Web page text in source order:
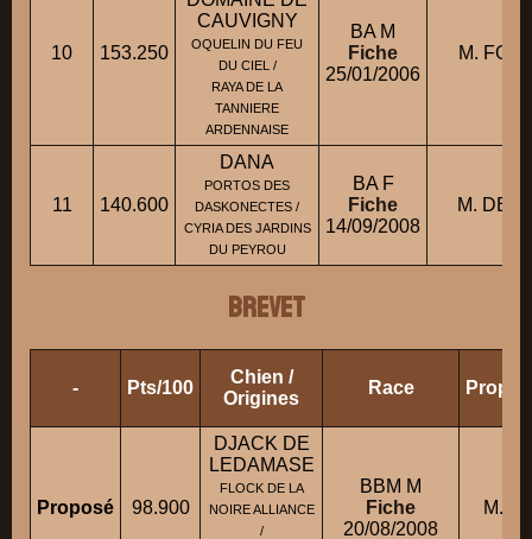
10 153.250
CAUVIGNY
OQUELIN DU FEU
DU CIEL /
RAYA DE LA
TANNIERE
ARDENNAISE
BA M
Fiche
25/01/2006
M.
11 140.600
DANA
PORTOS DES
DASKONECTES /
CYRIA DES JARDINS
DU PEYROU
BA F
Fiche
14/09/2008
M.
BREVET
- Pts/100
Chien /
Origines
Race
Proposé 98.900
DJACK DE
LEDAMASE
FLOCK DE LA
NOIRE ALLIANCE
/
BBM M
Fiche
20/08/2008
M.